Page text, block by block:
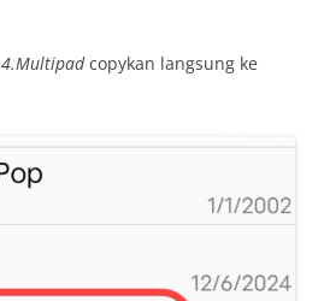
4.Multipadcopykan langsung ke